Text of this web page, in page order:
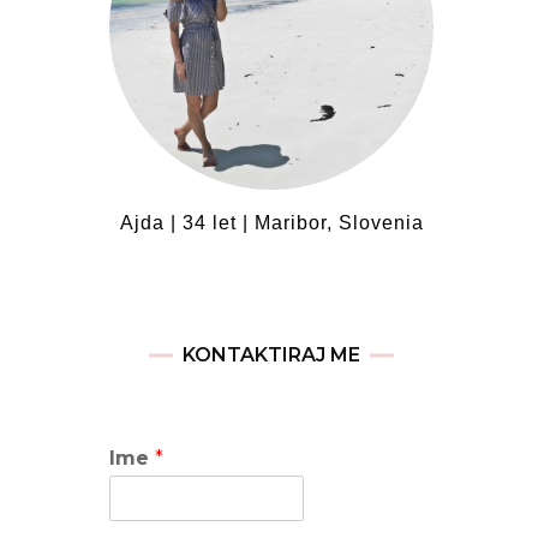
Ajda | 34 let | Maribor, Slovenia
KONTAKTIRAJ ME
Ime *